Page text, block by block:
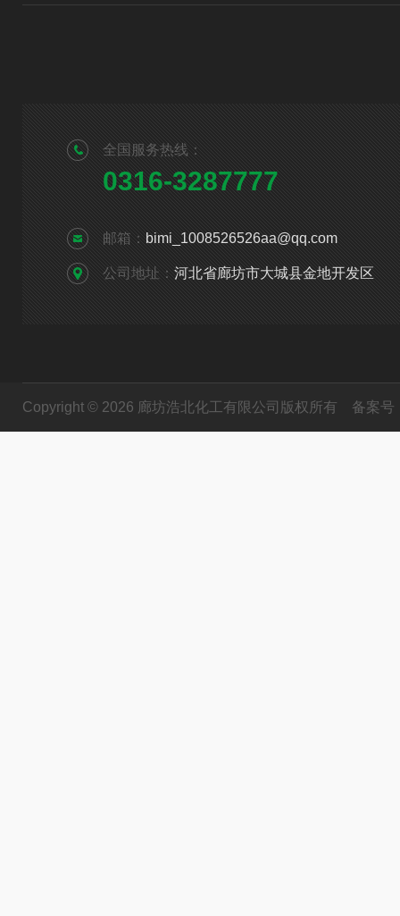
全国服务热线：
0316-3287777
邮箱： bimi_1008526526aa@qq.com
公司地址： 河北省廊坊市大城县金地开发区
Copyright © 2026 廊坊浩北化工有限公司版权所有 备案号